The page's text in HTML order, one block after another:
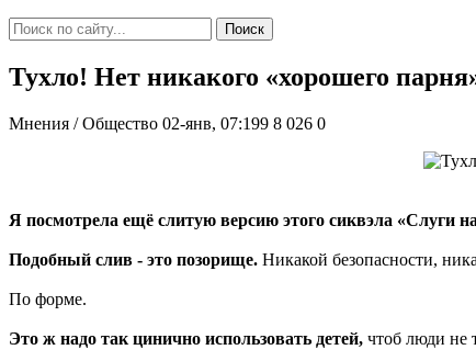
Поиск
Тухло! Нет никакого «хорошего
Мнения / Общество 02-янв, 07:199 8 026 0
Я посмотрела ещё слитую версию этого сиквэла «Слуги
Подобный слив - это позорище. Никакой безопасности,
По форме.
Это ж надо так цинично использовать детей, чтоб люди не